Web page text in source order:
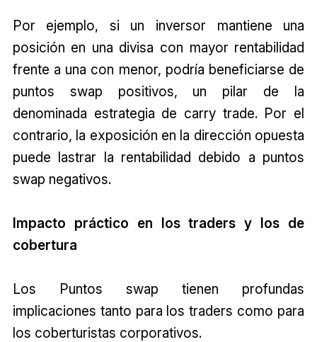
Por ejemplo, si un inversor mantiene una
posición en una divisa con mayor rentabilidad
frente a una con menor, podría beneficiarse de
puntos swap positivos, un pilar de la
denominada estrategia de carry trade. Por el
contrario, la exposición en la dirección opuesta
puede lastrar la rentabilidad debido a puntos
swap negativos.
Impacto práctico en los traders y los de
cobertura
Los Puntos swap tienen profundas
implicaciones tanto para los traders como para
los coberturistas corporativos.